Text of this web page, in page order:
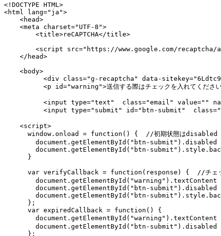
<!DOCTYPE HTML>
<html lang="ja">
    <head>
    <meta charset="UTF-8">
        <title>reCAPTCHA</title>
<script src="https://www.google.com/recaptcha/
    </head>
    <body>
<div class="g-recaptcha" data-
<p id="warning">送信する際はチェックを入れてくださ
<input type="text"  class="email" value=""
<input type="submit" id="btn-submit"
    <script>
      window.onload = function() {  //初期状態はdisabled
document.getElementById("btn-submit").disabled
document.getElementById("btn-
      }
var verifyCallback = function(response) {  //チェッ
document.getElementById("warning").textContent
document.getElementById("btn-submit").disabled
document.getElementById("btn-
      };
      var expiredCallback = function() {
document.getElementById("warning").textContent = "
document.getElementById("btn-submit").disabled
      };